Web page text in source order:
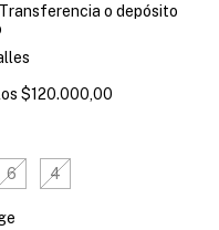
o depósito
$120.000,00
6 4